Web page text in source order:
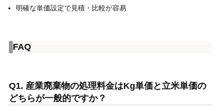
明確な単価設定で見積・比較が容易
FAQ
Q1. 産業廃棄物の処理料金はKg単価と立米単価の
どちらが一般的ですか？